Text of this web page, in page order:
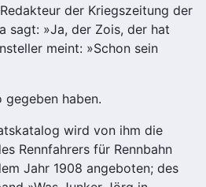
der Kriegszeitung der
sagt: »Ja, der Zois, der hat
meint: »Schon sein
gegeben haben.
wird von ihm die
Rennfahrers für Rennbahn
Jahr 1908 angeboten; des